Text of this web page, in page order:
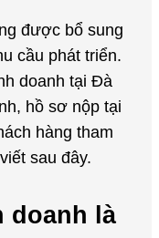
được bổ sung
cầu phát triển.
doanh tại Đà
hồ sơ nộp tại
hàng tham
sau đây.
doanh là